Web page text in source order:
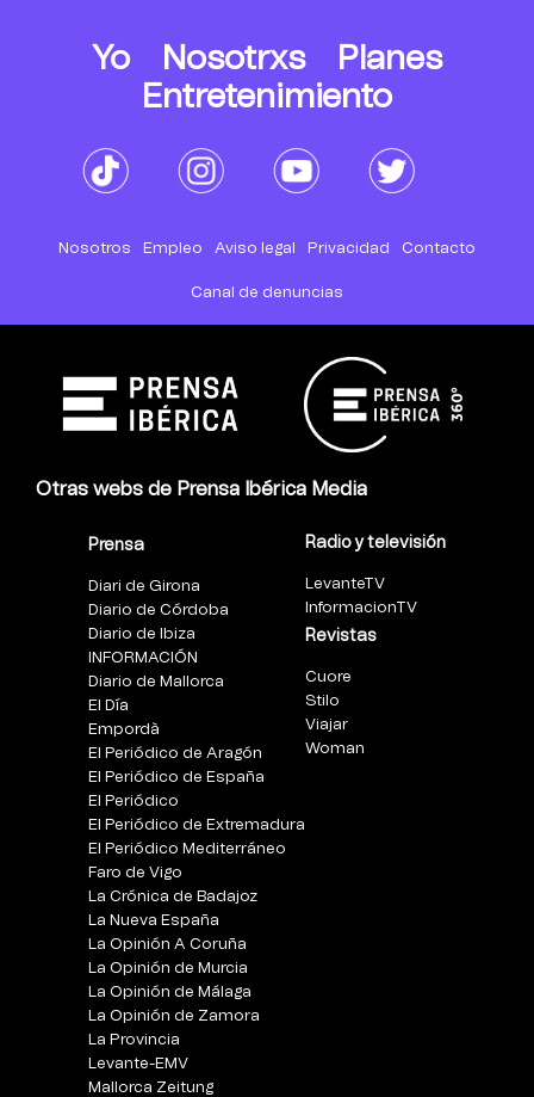
Yo Nosotrxs
Planes
Entretenimiento
Nosotros Empleo Aviso legal Privacidad Contacto
Canal de denuncias
Otras webs de Prensa Ibérica Media
Prensa
Diari de Girona
Diario de Córdoba
Diario de Ibiza
INFORMACIÓN
Diario de Mallorca
El Día
Empordà
El Periódico de Aragón
El Periódico de España
El Periódico
El Periódico de Extremadura
El Periódico Mediterráneo
Faro de Vigo
La Crónica de Badajoz
La Nueva España
La Opinión A Coruña
La Opinión de Murcia
La Opinión de Málaga
La Opinión de Zamora
La Provincia
Levante-EMV
Mallorca Zeitung
Radio y televisión
LevanteTV
InformacionTV
Revistas
Cuore
Stilo
Viajar
Woman